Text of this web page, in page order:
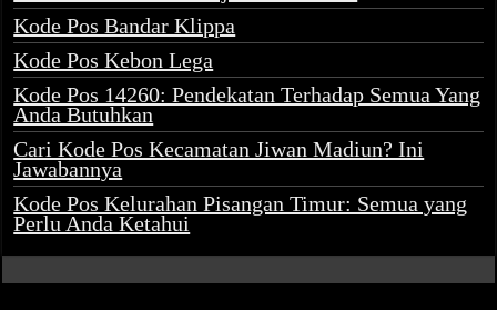
Kode Pos Bandar Klippa
Kode Pos Kebon Lega
Kode Pos 14260: Pendekatan Terhadap Semua Yang
Anda Butuhkan
Cari Kode Pos Kecamatan Jiwan Madiun? Ini
Jawabannya
Kode Pos Kelurahan Pisangan Timur: Semua yang
Perlu Anda Ketahui